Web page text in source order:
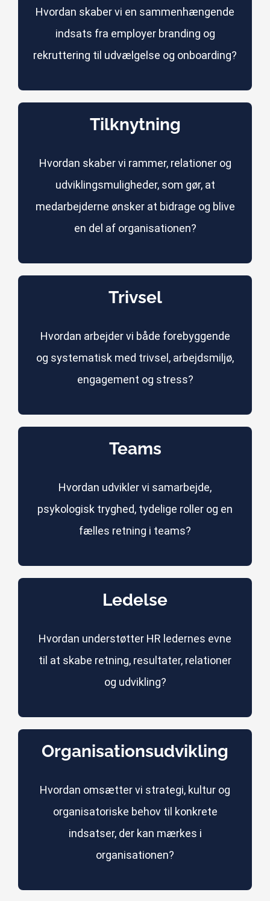
Hvordan skaber vi en sammenhængende
indsats fra employer branding og
rekruttering til udvælgelse og onboarding?
Tilknytning
Hvordan skaber vi rammer, relationer og
udviklingsmuligheder, som gør, at
medarbejderne ønsker at bidrage og blive
en del af organisationen?
Trivsel
Hvordan arbejder vi både forebyggende
og systematisk med trivsel, arbejdsmiljø,
engagement og stress?
Teams
Hvordan udvikler vi samarbejde,
psykologisk tryghed, tydelige roller og en
fælles retning i teams?
Ledelse
Hvordan understøtter HR ledernes evne
til at skabe retning, resultater, relationer
og udvikling?
Organisationsudvikling
Hvordan omsætter vi strategi, kultur og
organisatoriske behov til konkrete
indsatser, der kan mærkes i
organisationen?